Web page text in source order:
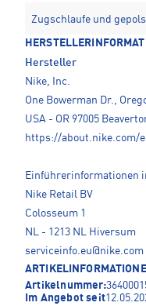
Zugschlaufe und
Hersteller
Nike, Inc.
One Bowerman Dr.,
USA - OR 97005
https://about.nike.com/
Einführerinformationen
Nike Retail BV
Colosseum 1
NL - 1213 NL Hiversum
serviceinfo.eu@nike.com
Artikelnummer:
Im Angebot seit